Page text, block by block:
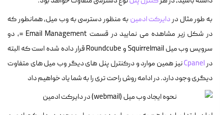
به طور مثال دردایرکت ادمین به منظور دسترسی به وب میل، همانطور که
در شکل زیر مشاهده می نمایید در قسمت Email Management =، دو
سرویس وب میل Squirrelmail و Roundcube قرار داده شده است که البته
درCpanelنیز همین موارد و درکنترل پنل های دیگر وب میل های متفاوت
دیگری وجود دارد. در ادامه روش راحت تری را به شما یاد خواهیم داد